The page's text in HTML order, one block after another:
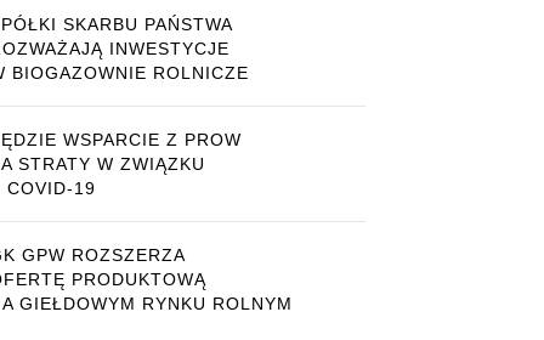
SKARBU PAŃSTWA
INWESTYCJE
BIOGAZOWNIE ROLNICZE
WSPARCIE Z PROW
STRATY W ZWIĄZKU
COVID-19
GPW ROZSZERZA
PRODUKTOWĄ
GIEŁDOWYM RYNKU ROLNYM